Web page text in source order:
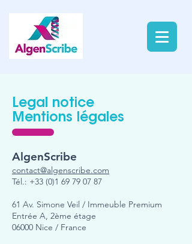
AlgenScribe
contact@algenscribe.com
Tél.: +33 (0)1 69 79 07 87
61 Av. Simone Veil / Immeuble Premium
Entrée A, 2ème étage
06000 Nice / France
Legal notice
Mentions légales